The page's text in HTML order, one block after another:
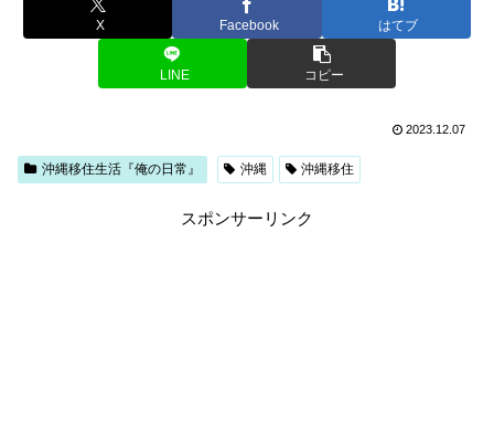
X Facebook はてブ
LINE コピー
2023.12.07
沖縄移住生活『俺の日常』 沖縄 沖縄移住
スポンサーリンク